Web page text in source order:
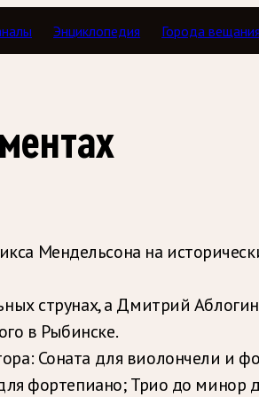
Энциклопедия Города вещания
Мендельсона на
струнах, а Дмитрий
в Рыбинске.
Соната для виолончели и
фортепиано; Трио до минор